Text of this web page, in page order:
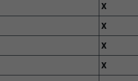
X
X
X
X